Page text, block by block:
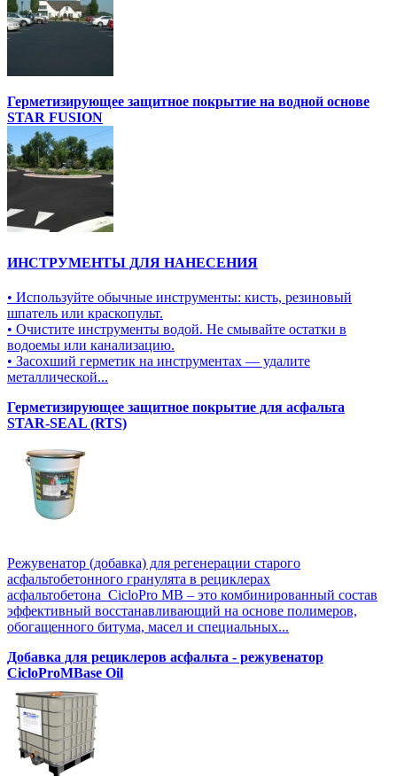
Герметизирующее защитное покрытие на водной основе
STAR FUSION
ИНСТРУМЕНТЫ ДЛЯ НАНЕСЕНИЯ
• Используйте обычные инструменты: кисть, резиновый
шпатель или краскопульт.
• Очистите инструменты водой. Не смывайте остатки в
водоемы или канализацию.
• Засохший герметик на инструментах — удалите
металлической...
Герметизирующее защитное покрытие для асфальта
STAR-SEAL (RTS)
Режувенатор (добавка) для регенерации старого
асфальтобетонного гранулята в рециклерах
асфальтобетона CicloPro MB – это комбинированный состав
эффективный восстанавливающий на основе полимеров,
обогащенного битума, масел и специальных...
Добавка для рециклеров асфальта - режувенатор
CicloProMBase Oil